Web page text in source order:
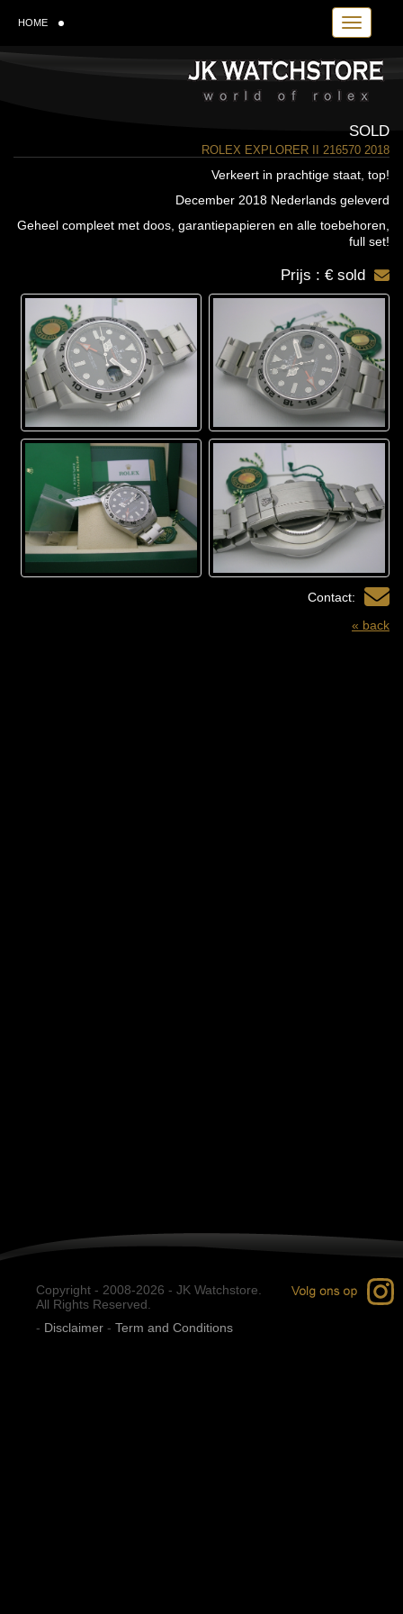
Toggle
HOME
SOLD
ROLEX EXPLORER II 216570 2018
Verkeert in prachtige staat, top!
December 2018 Nederlands geleverd
Geheel compleet met doos, garantiepapieren en alle toebehoren,
full set!
Prijs : € sold
Contact:
« back
Copyright - 2008-2026 - JK Watchstore.
All Rights Reserved.
- Disclaimer - Term and Conditions